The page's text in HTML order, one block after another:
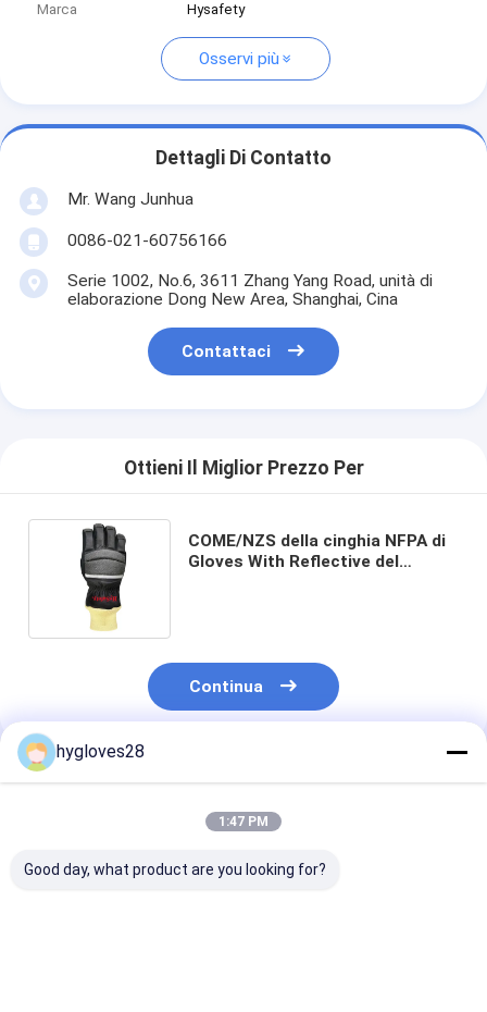
Marca
Hysafety
Osservi più
Dettagli Di Contatto
Mr. Wang Junhua
0086-021-60756166
Serie 1002, No.6, 3611 Zhang Yang Road, unità di
elaborazione Dong New Area, Shanghai, Cina
Contattaci
Ottieni Il Miglior Prezzo Per
COME/NZS della cinghia NFPA di
Gloves With Reflective del
Continua
Prodotti Raccomandati
hygloves28
1:47 PM
Good day, what product are you looking for?